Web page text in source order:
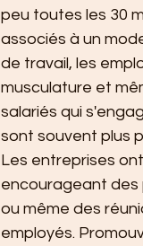
peu toutes les 30
associés à un
de travail, les
musculature et
salariés qui
sont souvent plus
Les entreprises
encourageant des
ou même des
employés.